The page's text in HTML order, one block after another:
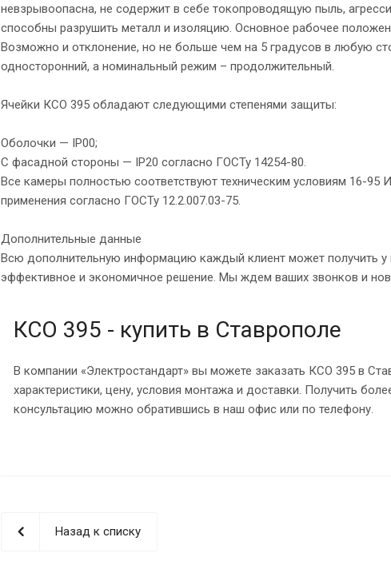
невзрывоопасна, не содержит в себе токопроводящую пыль,
способны разрушить металл и изоляцию. Основное рабочее
Возможно и отклонение, но не больше чем на 5 градусов в любую
односторонний, а номинальный режим – продолжительный.
Ячейки КСО 395 обладают следующими степенями защиты:
Оболочки — IР00;
С фасадной стороны — IР20 согласно ГОСТу 14254-80.
Все камеры полностью соответствуют техническим условиям 16-95
применения согласно ГОСТу 12.2.007.03-75.
Дополнительные данные
Всю дополнительную информацию каждый клиент может получить у
эффективное и экономичное решение. Мы ждем ваших звонков и
КСО 395 - купить в Ставрополе
В компании «Электростандарт» вы можете заказать КСО 395 в
характеристики, цену, условия монтажа и доставки. Получить
консультацию можно обратившись в наш офис или по телефону.
Назад к списку